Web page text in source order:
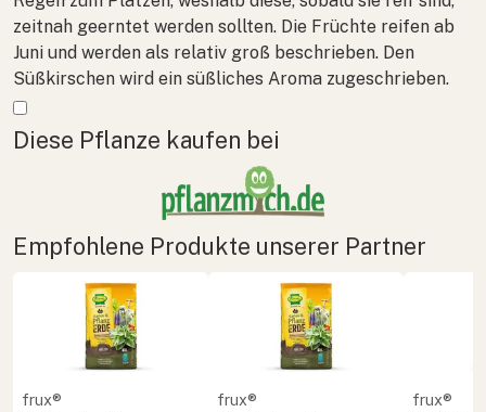
zeitnah geerntet werden sollten. Die Früchte reifen ab
Juni und werden als relativ groß beschrieben. Den
Süßkirschen wird ein süßliches Aroma zugeschrieben.
Mehr anzeigen
Diese Pflanze kaufen bei
Empfohlene Produkte unserer Partner
frux®
frux®
frux®